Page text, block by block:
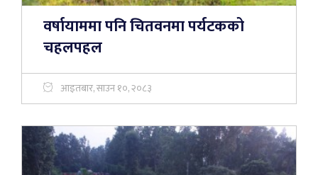
वर्षायाममा पनि चितवनमा पर्यटकको
चहलपहल
आइतबार, साउन १०, २०८३